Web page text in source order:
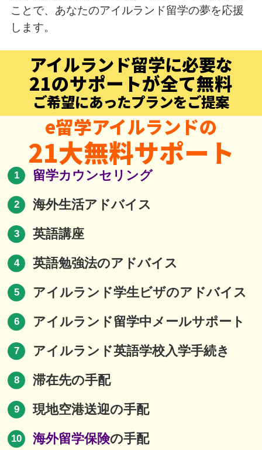
ことで、あなたのアイルランド留学の夢を応援
します。
アイルランド留学に必要な
21のサポートが全て無料
ご希望にあったプランをご提案
e留学アイルランドの
21大無料サポート
1 留学カウンセリング
2 海外生活アドバイス
3 英語講座
4 英語勉強法のアドバイス
5 アイルランド学生ビザのアドバイス
6 アイルランド留学中メールサポート
7 アイルランド英語学校入学手続き
8 滞在先の手配
9 現地空港送迎の手配
10 海外留学保険の手配